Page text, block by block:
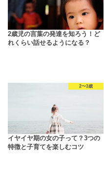
2歳児の言葉の発達を知ろう！ど
れくらい話せるようになる？
2〜3歳
イヤイヤ期の女の子って？3つの
特徴と子育てを楽しむコツ